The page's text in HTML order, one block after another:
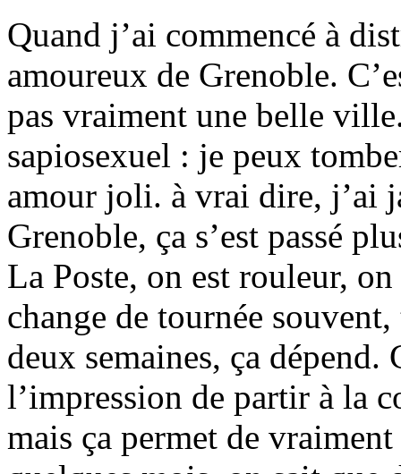
Quand j’ai commencé à
amoureux de Grenoble.
pas vraiment une belle
sapiosexuel : je peux
amour joli. à vrai dire, j’ai
Grenoble, ça s’est passé
La Poste, on est rouleur,
change de tournée
deux semaines, ça dépend.
l’impression de partir à la
mais ça permet de